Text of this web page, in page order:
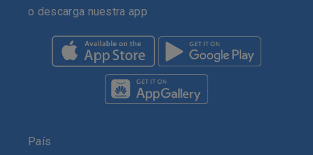
o descarga nuestra app
País